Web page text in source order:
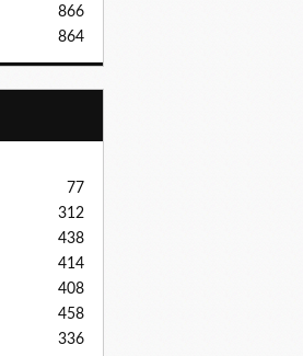
866
864
77
312
438
414
408
458
336